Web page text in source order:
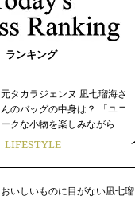
ランキング
元タカラジェンヌ 凪七瑠海さ
んのバッグの中身は？ 「ユニ
ークな小物を楽しみながら…
LIFESTYLE
おいしいものに目がない凪七瑠